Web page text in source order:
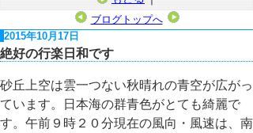
ブログトップへ
2015年10月17日
絶好の行楽日和です
砂丘上空は雲一つない秋晴れの青空が広がっ
ています。日本海の群青色がとても綺麗で
す。午前９時２０分現在の風向・風速は、南